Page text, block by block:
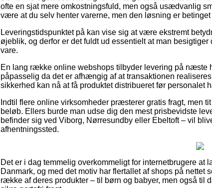
ofte en sjat mere omkostningsfuld, men også usædvanlig
være at du selv henter varerne, men den løsning er
Leveringstidspunktet på kan vise sig at være ekstremt
øjeblik, og derfor er det fuldt ud essentielt at man
vare.
En lang række online webshops tilbyder levering på næste
påpasselig da det er afhængig af at transaktionen
sikkerhed kan nå at få produktet distribueret før personalet
Indtil flere online virksomheder præsterer gratis fragt, men
beløb. Ellers burde man udse dig den mest prisbevidste
befinder sig ved Viborg, Nørresundby eller Ebeltoft – vil
afhentningssted.
Det er i dag temmelig overkommeligt for internetbrugere
Danmark, og med det motiv har flertallet af shops på nettet
række af deres produkter – til børn og babyer, men også til